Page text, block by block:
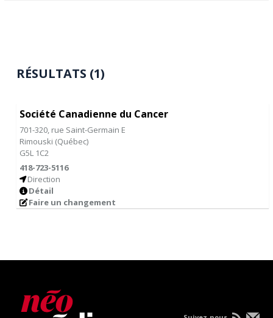
RÉSULTATS (1)
Société Canadienne du Cancer
701-320, rue Saint-Germain E
Rimouski (Québec)
G5L 1C2
418-723-5116
Direction
Détail
Faire un changement